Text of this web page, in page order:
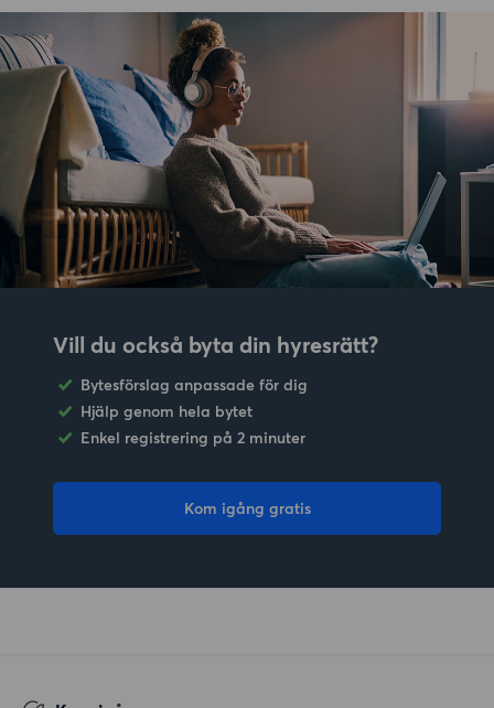
Vill du också byta din hyresrätt?
Bytesförslag anpassade för dig
Hjälp genom hela bytet
Enkel registrering på 2 minuter
Kom igång gratis